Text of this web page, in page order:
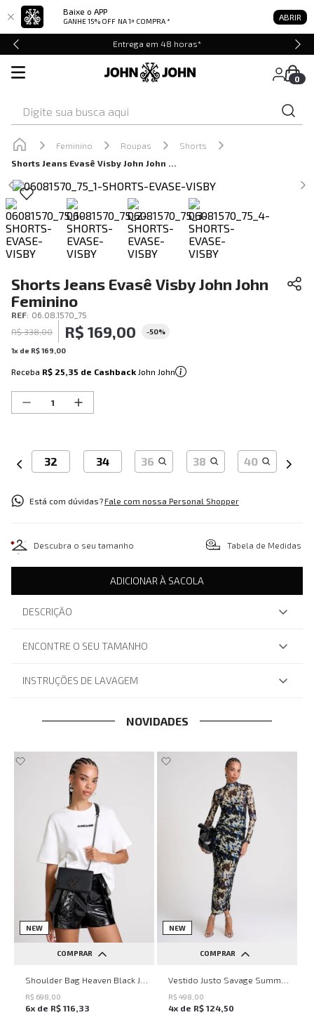
Baixe o APP
GANHE 15% OFF NA 1ª COMPRA * ABRIR
Entrega em 48 horas*
0
Feminino Roupas
Shorts
Shorts Jeans Evasê Visby John John Feminino
Shorts Jeans Evasê Visby John John
Feminino
REF: 06.08.1570_75
R$ 338,00 R$ 169,00 -50%
1x de R$169 00
Receba R$ 25,35 de Cashback John John
32 34 36 38 40
Está com dúvidas?Fale com nossa Personal Shopper
Descubra o seu tamanho Tabela de Medidas
ADICIONAR À SACOLA
DESCRIÇÃO
ENCONTRE O SEU TAMANHO
INSTRUÇÕES DE LAVAGEM
NOVIDADES
NEW
COMPRAR
UN
R$ 698 00
6x de R$ 116 33
NEW
COMPRAR
PP P M G
R$ 498 00
4x de R$ 124 50